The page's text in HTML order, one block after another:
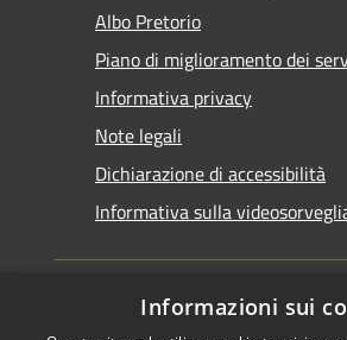
Albo Pretorio
Piano di miglioramento dei
Informativa privacy
Note legali
Dichiarazione di accessibilità
Informativa sulla
Informazioni sui